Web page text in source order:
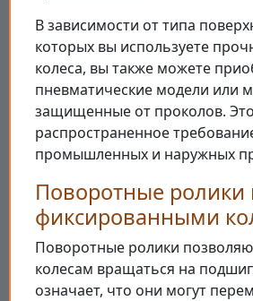
В зависимости от типа
которых вы используете
колеса, вы также можете
пневматические модели или
защищенные от проколов.
распространенное
промышленных и наружных
Поворотные ролики
фиксированными
Поворотные ролики
колесам вращаться на
означает, что они могут